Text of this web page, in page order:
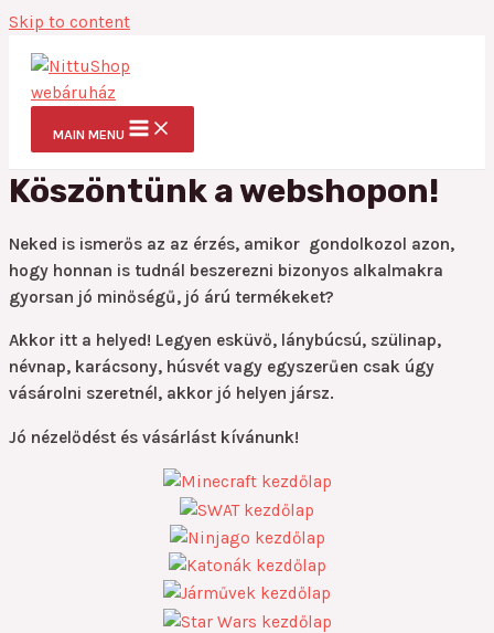
Skip to content
MAIN MENU
Köszöntünk a webshopon!
Neked is ismerős az az érzés, amikor gondolkozol azon,
hogy honnan is tudnál beszerezni bizonyos alkalmakra
gyorsan jó minőségű, jó árú termékeket?
Akkor itt a helyed! Legyen esküvő, lánybúcsú, szülinap,
névnap, karácsony, húsvét vagy egyszerűen csak úgy
vásárolni szeretnél, akkor jó helyen jársz.
Jó nézelődést és vásárlást kívánunk!